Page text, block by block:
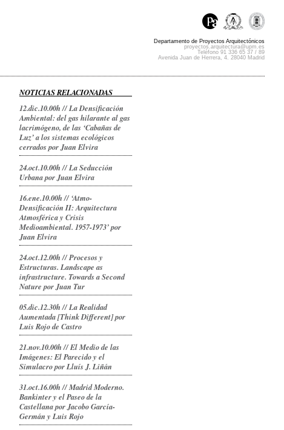
Departamento de Proyectos Arquitectónicos
proyectos.arquitectura@upm.es
Teléfono 91 336 65 37 / 89
Avenida Juan de Herrera, 4. 28040 Madrid
NOTICIAS RELACIONADAS
12.dic.10.00h // La Densificación
Ambiental: del gas hilarante al gas
lacrimógeno, de las ‘Cabañas de
Luz’ a los sistemas ecológicos
cerrados por Juan Elvira
24.oct.10.00h // La Seducción
Urbana por Juan Elvira
16.ene.10.00h // ‘Atmo-
Densificación II: Arquitectura
Atmosférica y Crisis
Medioambiental. 1957-1973’ por
Juan Elvira
24.oct.12.00h // Procesos y
Estructuras. Landscape as
infrastructure. Towards a Second
Nature por Juan Tur
05.dic.12.30h // La Realidad
Aumentada [Think Different] por
Luis Rojo de Castro
21.nov.10.00h // El Medio de las
Imágenes: El Parecido y el
Simulacro por Lluís J. Liñán
31.oct.16.00h // Madrid Moderno.
Bankinter y el Paseo de la
Castellana por Jacobo García-
Germán y Luis Rojo